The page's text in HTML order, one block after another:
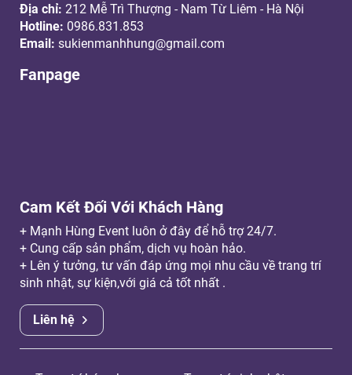
Địa chỉ: 212 Mễ Trì Thượng - Nam Từ Liêm - Hà Nội
Hotline: 0986.831.853
Email: sukienmanhhung@gmail.com
Fanpage
Cam Kết Đối Với Khách Hàng
+ Mạnh Hùng Event luôn ở đây để hỗ trợ 24/7.
+ Cung cấp sản phẩm, dịch vụ hoàn hảo.
+ Lên ý tưởng, tư vấn đáp ứng mọi nhu cầu về trang trí
sinh nhật, sự kiện,với giá cả tốt nhất .
Liên hệ